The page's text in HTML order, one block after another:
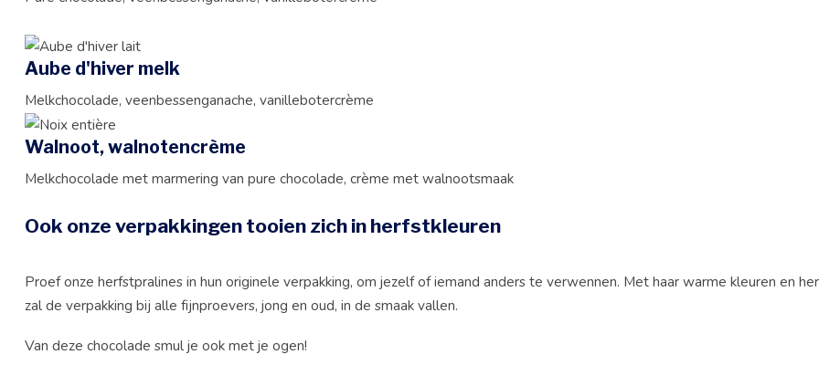
Aube d'hiver melk
Melkchocolade, veenbessenganache, vanillebotercrème
Walnoot, walnotencrème
Melkchocolade met marmering van pure chocolade, crème met walnootsmaak
Ook onze verpakkingen tooien zich in herfstkleuren
Proef onze herfstpralines in hun originele verpakking, om jezelf of iemand anders te verwennen. Met haar warme kleuren en
zal de verpakking bij alle fijnproevers, jong en oud, in de smaak vallen.
Van deze chocolade smul je ook met je ogen!